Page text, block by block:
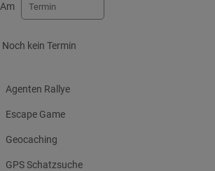
Am
Noch kein Termin
Agenten Rallye
Escape Game
Geocaching
GPS Schatzsuche